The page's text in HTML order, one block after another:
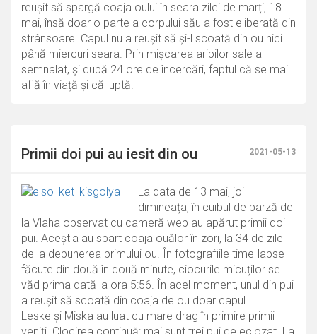
reușit să spargă coaja oului în seara zilei de marți, 18
mai, însă doar o parte a corpului său a fost eliberată din
strânsoare. Capul nu a reușit să și-l scoată din ou nici
până miercuri seara. Prin mișcarea aripilor sale a
semnalat, și după 24 ore de încercări, faptul că se mai
află în viață și că luptă.
Primii doi pui au iesit din ou 2021-05-13
La data de 13 mai, joi
dimineața, în cuibul de barză de
la Vlaha observat cu cameră web au apărut primii doi
pui. Aceștia au spart coaja ouălor în zori, la 34 de zile
de la depunerea primului ou. În fotografiile time-lapse
făcute din două în două minute, ciocurile micuților se
văd prima dată la ora 5:56. În acel moment, unul din pui
a reușit să scoată din coaja de ou doar capul.
Leske și Miska au luat cu mare drag în primire primii